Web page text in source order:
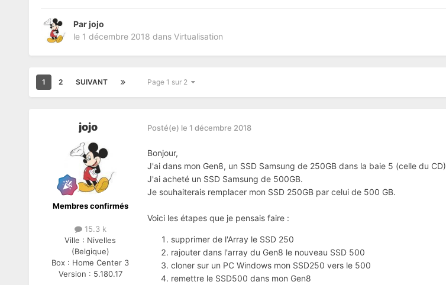
Parjojo
le 1 décembre 2018 dans Virtualisation
1 2 SUIVANT Page 1 sur 2
jojo
Membres confirmés
15.3 k
Ville : Nivelles
(Belgique)
Box : Home Center 3
Version : 5.180.17
Posté(e) le 1 décembre 2018
Bonjour,
J'ai dans mon Gen8, un SSD Samsung de 250GB dans la baie 5 (celle du CD)
J'ai acheté un SSD Samsung de 500GB.
Je souhaiterais remplacer mon SSD 250GB par celui de 500 GB.
Voici les étapes que je pensais faire :
supprimer de l'Array le SSD 250
rajouter dans l'array du Gen8 le nouveau SSD 500
cloner sur un PC Windows mon SSD250 vers le 500
remettre le SSD500 dans mon Gen8